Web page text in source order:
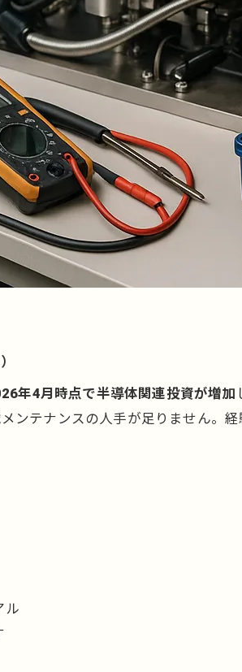
年4月時点で半導体関連投資が増加
ンテナンスの人手が足りません。
ル